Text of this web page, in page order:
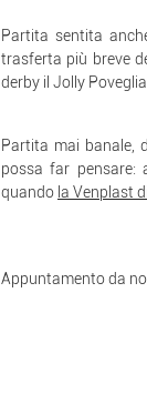
Partita sentita
trasferta più breve
derby il Jolly
Partita mai banale,
possa far pensare:
quando la Venplast
Appuntamento da